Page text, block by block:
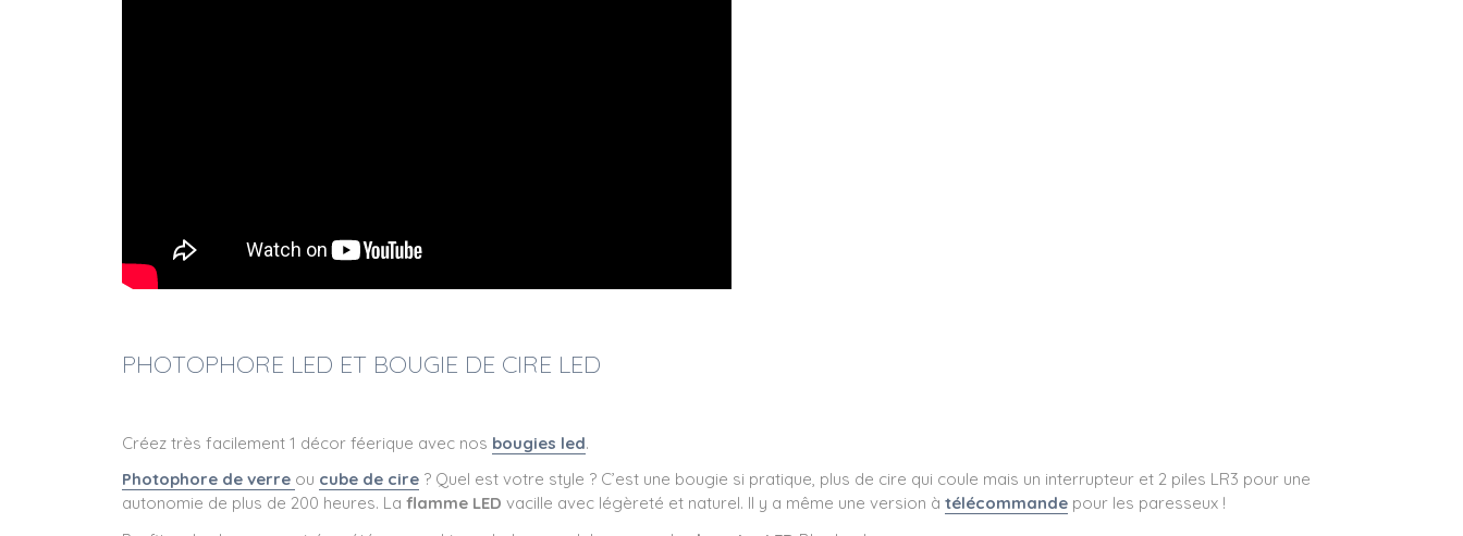
PHOTOPHORE LED ET BOUGIE DE CIRE LED
Créez très facilement 1 décor féerique avec nos bougies led.
Photophore de verre ou cube de cire ? Quel est votre style ? C’est une bougie si pratique, plus de cire qui coule mais un interrupteur et 2 piles LR3 pour une
autonomie de plus de 200 heures. La flamme LED vacille avec légèreté et naturel. Il y a même une version à télécommande pour les paresseux !